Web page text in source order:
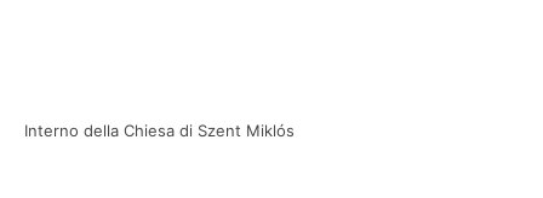
Interno della Chiesa di Szent Miklós